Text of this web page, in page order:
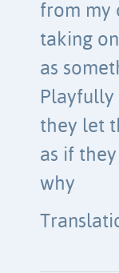
from my
taking
as
Playfully
they let
as if
why